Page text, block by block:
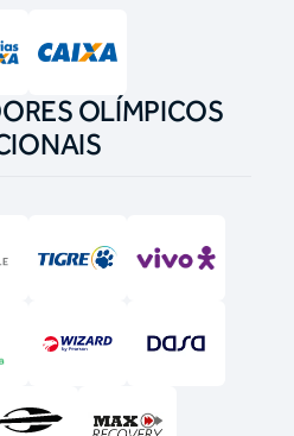
OLÍMPICOS